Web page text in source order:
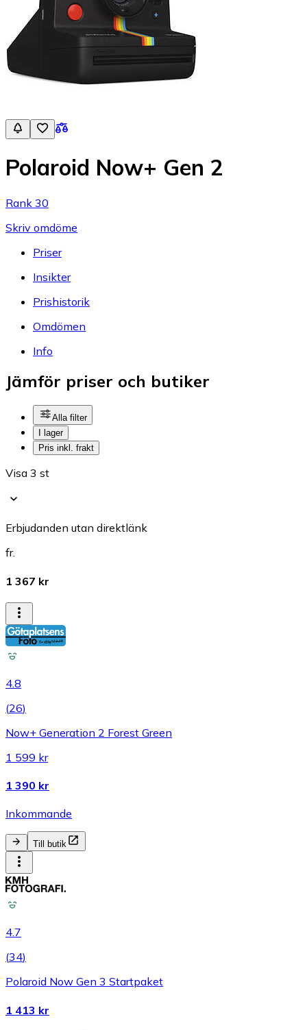
Polaroid Now+ Gen 2
Rank 30
Skriv omdöme
Priser
Insikter
Prishistorik
Omdömen
Info
Jämför priser och butiker
Alla filter
I lager
Pris inkl. frakt
Visa 3 st
Erbjudanden utan direktlänk
fr.
1 367 kr
4.8
(26)
Now+ Generation 2 Forest Green
1 599 kr
1 390 kr
Inkommande
Till butik
4.7
(34)
Polaroid Now Gen 3 Startpaket
1 413 kr